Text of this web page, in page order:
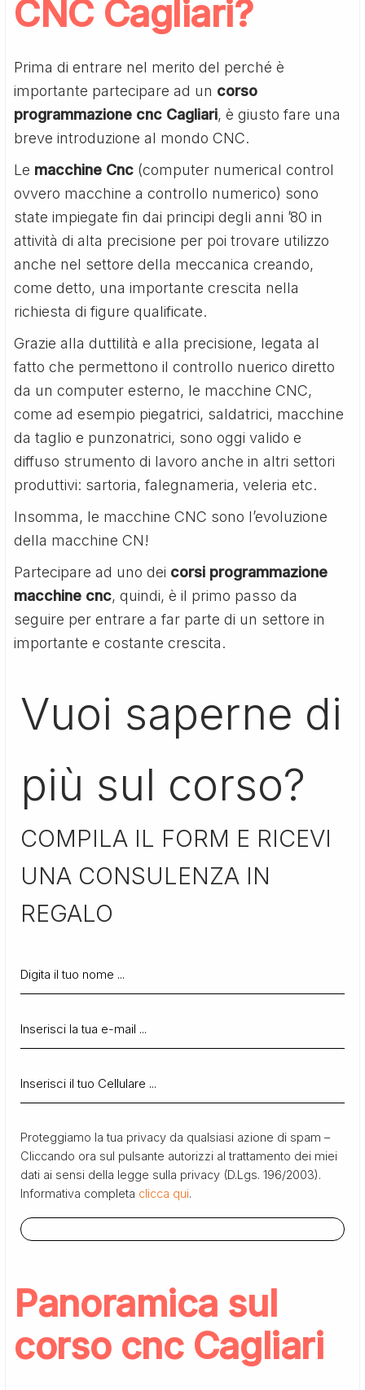
CNC Cagliari?
Prima di entrare nel merito del perché è
importante partecipare ad un corso
programmazione cnc Cagliari, è giusto fare una
breve introduzione al mondo CNC.
Le macchine Cnc (computer numerical control
ovvero macchine a controllo numerico) sono
state impiegate fin dai principi degli anni ’80 in
attività di alta precisione per poi trovare utilizzo
anche nel settore della meccanica creando,
come detto, una importante crescita nella
richiesta di figure qualificate.
Grazie alla duttilità e alla precisione, legata al
fatto che permettono il controllo nuerico diretto
da un computer esterno, le macchine CNC,
come ad esempio piegatrici, saldatrici, macchine
da taglio e punzonatrici, sono oggi valido e
diffuso strumento di lavoro anche in altri settori
produttivi: sartoria, falegnameria, veleria etc.
Insomma, le macchine CNC sono l’evoluzione
della macchine CN!
Partecipare ad uno dei corsi programmazione
macchine cnc, quindi, è il primo passo da
seguire per entrare a far parte di un settore in
importante e costante crescita.
Vuoi saperne di
più sul corso?
COMPILA IL FORM E RICEVI
UNA CONSULENZA IN
REGALO
Proteggiamo la tua privacy da qualsiasi azione di spam –
Cliccando ora sul pulsante autorizzi al trattamento dei miei
dati ai sensi della legge sulla privacy (D.Lgs. 196/2003).
Informativa completa clicca qui.
Panoramica sul
corso cnc Cagliari